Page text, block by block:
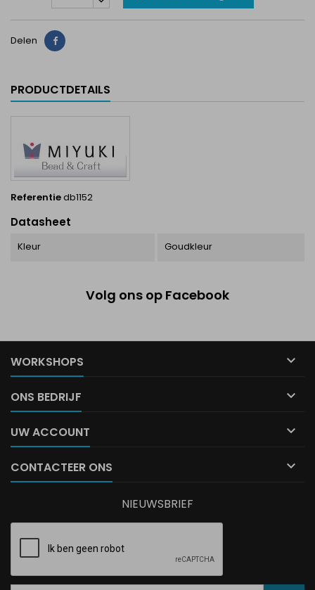
Delen Delen
PRODUCTDETAILS
Referentiedb1152
Datasheet
Kleur Goudkleur
Volg ons op Facebook
WORKSHOPS 
ONS BEDRIJF 
UW ACCOUNT 
CONTACTEER ONS 
NIEUWSBRIEF